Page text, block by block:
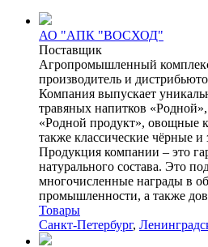
АО "АПК "ВОСХОД"
Поставщик
Агропромышленный
производитель и
Компания вы­пус­ка­ет
травяных напитков
«Родной продукт», овощные
также классические чёрные и
Продукция компании – это
натурального состава. Это
многочисленные награды в
промышленности, а также
Товары
Санкт-Петербург,